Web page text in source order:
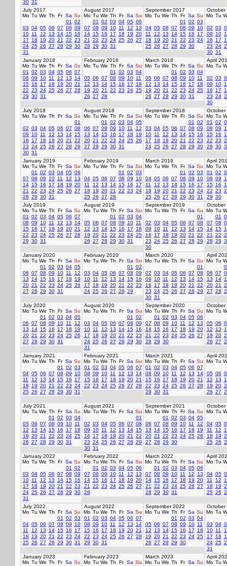
30 31
July 2017
Mo Tu We Th Fr Sa Su
01
02
03 04 05 06 07 08 09
10 11 12 13 14 15 16
17
18 19 20 21 22 23
24 25 26 27 28 29 30
31
August 2017
Mo Tu We Th Fr Sa Su
01
02 03 04 05 06
07 08 09 10 11 12
13
14 15 16 17 18 19 20
21
22 23 24 25 26 27
28 29 30 31
September 2017
Mo Tu We Th Fr Sa Su
01
02 03
04 05 06 07 08 09
10
11
12 13 14 15 16
17
18
19 20 21 22 23 24
25 26 27 28 29 30
October
Mo Tu
02 03
09
10
16
17
23 24
30 31
January 2018
Mo Tu We Th Fr Sa Su
01
02 03 04 05 06 07
08 09 10 11 12 13
14
15 16 17 18 19 20 21
22 23 24 25 26 27 28
29 30 31
February 2018
Mo Tu We Th Fr Sa Su
01
02 03 04
05 06 07 08 09 10 11
12
13 14 15 16 17
18
19 20 21 22 23 24 25
26 27 28
March 2018
Mo Tu We Th Fr Sa Su
01
02 03 04
05 06 07 08 09 10 11
12
13 14 15 16 17
18
19 20 21 22 23 24 25
26 27 28 29 30 31
April
Mo Tu
02 03
09
10
16
17
23 24
30
July 2018
Mo Tu We Th Fr Sa Su
01
02 03 04 05 06 07 08
09
10 11 12 13 14 15
16
17 18 19 20 21
22
23 24 25 26 27 28 29
30 31
August 2018
Mo Tu We Th Fr Sa Su
01
02 03 04 05
06 07 08 09 10 11
12
13
14 15 16 17 18
19
20 21 22 23 24 25 26
27 28 29 30 31
September 2018
Mo Tu We Th Fr Sa Su
01
02
03 04 05 06 07 08 09
10 11 12 13 14 15 16
17
18 19 20 21 22 23
24 25 26 27 28 29 30
October
Mo Tu
01
02
08 09
15 16
22 23
29 30
January 2019
Mo Tu We Th Fr Sa Su
01
02 03 04 05 06
07 08 09 10 11 12
13
14 15 16 17 18 19 20
21
22 23 24 25 26 27
28 29 30 31
February 2019
Mo Tu We Th Fr Sa Su
01
02 03
04 05 06 07 08 09
10
11
12 13 14 15 16
17
18
19 20 21 22 23 24
25 26 27 28
March 2019
Mo Tu We Th Fr Sa Su
01
02 03
04 05 06 07 08 09
10
11
12 13 14 15 16
17
18
19 20 21 22 23 24
25 26 27 28 29 30 31
April
Mo Tu
01
02
08 09
15 16
22 23
29 30
July 2019
Mo Tu We Th Fr Sa Su
01
02 03 04 05 06 07
08 09 10 11 12 13
14
15 16 17 18 19 20 21
22 23 24 25 26 27 28
29 30 31
August 2019
Mo Tu We Th Fr Sa Su
01
02 03 04
05 06 07 08 09 10 11
12
13 14 15 16 17
18
19 20 21 22 23 24 25
26 27 28 29 30 31
September 2019
Mo Tu We Th Fr Sa Su
01
02 03 04 05 06 07 08
09
10 11 12 13 14 15
16
17 18 19 20 21
22
23 24 25 26 27 28 29
30
October
Mo Tu
01
07 08
14 15
21
22
28 29
January 2020
Mo Tu We Th Fr Sa Su
01
02 03 04 05
06 07 08 09 10 11
12
13
14 15 16 17 18
19
20 21 22 23 24 25 26
27 28 29 30 31
February 2020
Mo Tu We Th Fr Sa Su
01
02
03 04 05 06 07 08 09
10 11 12 13 14 15 16
17
18 19 20 21 22 23
24 25 26 27 28 29
March 2020
Mo Tu We Th Fr Sa Su
01
02 03 04 05 06 07 08
09
10 11 12 13 14 15
16
17 18 19 20 21
22
23 24 25 26 27 28 29
30 31
April
Mo Tu
06 07
13
14
20 21
27 28
July 2020
Mo Tu We Th Fr Sa Su
01
02 03 04 05
06 07 08 09 10 11
12
13
14 15 16 17 18
19
20 21 22 23 24 25 26
27 28 29 30 31
August 2020
Mo Tu We Th Fr Sa Su
01
02
03 04 05 06 07 08 09
10 11 12 13 14 15 16
17
18 19 20 21 22 23
24 25 26 27 28 29 30
31
September 2020
Mo Tu We Th Fr Sa Su
01
02 03 04 05 06
07 08 09 10 11 12
13
14 15 16 17 18 19 20
21
22 23 24 25 26 27
28 29 30
October
Mo Tu
05 06
12
13
19 20
26 27
January 2021
Mo Tu We Th Fr Sa Su
01
02 03
04 05 06 07 08 09
10
11
12 13 14 15 16
17
18
19 20 21 22 23 24
25 26 27 28 29 30 31
February 2021
Mo Tu We Th Fr Sa Su
01
02 03 04 05 06 07
08 09 10 11 12 13
14
15 16 17 18 19 20 21
22 23 24 25 26 27 28
March 2021
Mo Tu We Th Fr Sa Su
01
02 03 04 05 06 07
08 09 10 11 12 13
14
15 16 17 18 19 20 21
22 23 24 25 26 27 28
29 30 31
April
Mo Tu
05 06
12
13
19 20
26 27
July 2021
Mo Tu We Th Fr Sa Su
01
02 03 04
05 06 07 08 09 10 11
12
13 14 15 16 17
18
19 20 21 22 23 24 25
26 27 28 29 30 31
August 2021
Mo Tu We Th Fr Sa Su
01
02 03 04 05 06 07 08
09
10 11 12 13 14 15
16
17 18 19 20 21
22
23 24 25 26 27 28 29
30 31
September 2021
Mo Tu We Th Fr Sa Su
01
02 03 04 05
06 07 08 09 10 11
12
13
14 15 16 17 18
19
20 21 22 23 24 25 26
27 28 29 30
October
Mo Tu
04 05
11
12
18
19
25 26
January 2022
Mo Tu We Th Fr Sa Su
01
02
03 04 05 06 07 08 09
10 11 12 13 14 15 16
17
18 19 20 21 22 23
24 25 26 27 28 29 30
31
February 2022
Mo Tu We Th Fr Sa Su
01
02 03 04 05 06
07 08 09 10 11 12
13
14 15 16 17 18 19 20
21
22 23 24 25 26 27
28
March 2022
Mo Tu We Th Fr Sa Su
01
02 03 04 05 06
07 08 09 10 11 12
13
14 15 16 17 18 19 20
21
22 23 24 25 26 27
28 29 30 31
April
Mo Tu
04 05
11
12
18
19
25 26
July 2022
Mo Tu We Th Fr Sa Su
01
02 03
04 05 06 07 08 09
10
11
12 13 14 15 16
17
18
19 20 21 22 23 24
25 26 27 28 29 30 31
August 2022
Mo Tu We Th Fr Sa Su
01
02 03 04 05 06 07
08 09 10 11 12 13
14
15 16 17 18 19 20 21
22 23 24 25 26 27 28
29 30 31
September 2022
Mo Tu We Th Fr Sa Su
01
02 03 04
05 06 07 08 09 10 11
12
13 14 15 16 17
18
19 20 21 22 23 24 25
26 27 28 29 30
October
Mo Tu
03 04
10 11
17
18
24 25
31
January 2023
Mo Tu We Th Fr Sa Su
February 2023
Mo Tu We Th Fr Sa Su
March 2023
Mo Tu We Th Fr Sa Su
April
Mo Tu